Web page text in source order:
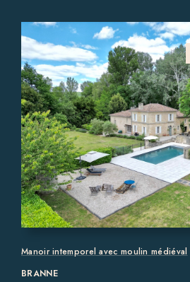
Manoir intemporel avec moulin médiéval
BRANNE